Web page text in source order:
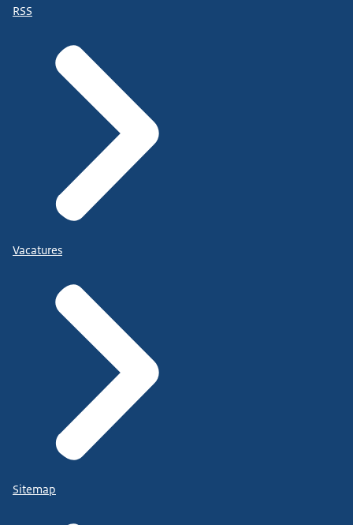
RSS
Vacatures
Sitemap